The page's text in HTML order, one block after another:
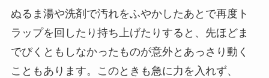
ぬるま湯や洗剤で汚れをふやかしたあとで再度ト
ラップを回したり持ち上げたりすると、先ほどま
でびくともしなかったものが意外とあっさり動く
こともあります。このときも急に力を入れず、